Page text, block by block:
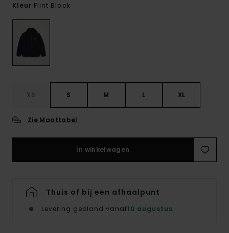
Kleur Flint Black
XS S M L XL
Zie Maattabel
In winkelwagen
Thuis of bij een afhaalpunt
Levering gepland vanaf10 augustus